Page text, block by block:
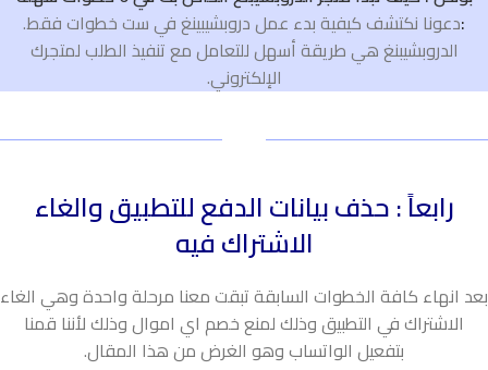
:دعونا نكتشف كيفية بدء عمل دروبشيبينغ في ست خطوات فقط.
الدروبشيبنغ هي طريقة أسهل للتعامل مع تنفيذ الطلب لمتجرك
الإلكتروني.
رابعاً : حذف بيانات الدفع للتطبيق والغاء
الاشتراك فيه
بعد انهاء كافة الخطوات السابقة تبقت معنا مرحلة واحدة وهي الغاء
الاشتراك في التطبيق وذلك لمنع خصم اي اموال وذلك لأننا قمنا
بتفعيل الواتساب وهو الغرض من هذا المقال.